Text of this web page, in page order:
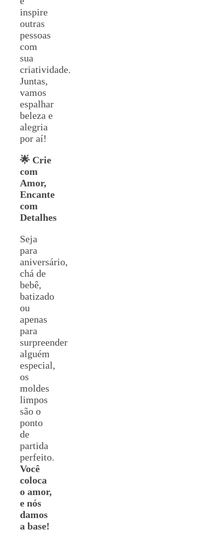
inspire
outras
pessoas
com
sua
criatividade.
Juntas,
vamos
espalhar
beleza e
alegria
por aí!
🌟 Crie
com
Amor,
Encante
com
Detalhes
Seja
para
aniversário,
chá de
bebê,
batizado
ou
apenas
para
surpreender
alguém
especial,
os
moldes
limpos
são o
ponto
de
partida
perfeito.
Você
coloca
o amor,
e nós
damos
a base!